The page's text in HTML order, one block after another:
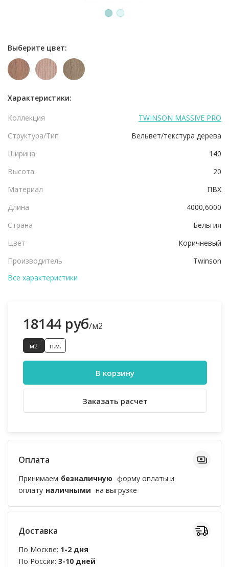
1 2
Выберите цвет:
Характеристики:
Коллекция
TWINSON MASSIVE PRO
Структура/Тип
Вельвет/текстура дерева
Ширина
140
Высота
20
Материал
ПВХ
Длина
4000,6000
Страна
Бельгия
Цвет
Коричневый
Производитель
Twinson
Все характеристики
18144 руб/м2
м2 п.м.
В корзину
Заказать расчет
Оплата
Принимаем безналичную форму оплаты и
оплату наличными на выгрузке
Доставка
По Москве: 1-2 дня
По России: 3-10 дней